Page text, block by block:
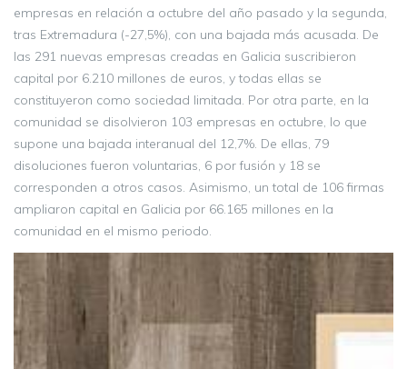
empresas en relación a octubre del año pasado y la segunda,
tras Extremadura (-27,5%), con una bajada más acusada. De
las 291 nuevas empresas creadas en Galicia suscribieron
capital por 6.210 millones de euros, y todas ellas se
constituyeron como sociedad limitada. Por otra parte, en la
comunidad se disolvieron 103 empresas en octubre, lo que
supone una bajada interanual del 12,7%. De ellas, 79
disoluciones fueron voluntarias, 6 por fusión y 18 se
corresponden a otros casos. Asimismo, un total de 106 firmas
ampliaron capital en Galicia por 66.165 millones en la
comunidad en el mismo periodo.